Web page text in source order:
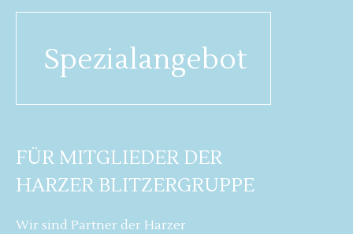
Spezialangebot
FÜR MITGLIEDER DER
HARZER BLITZERGRUPPE
Wir sind Partner der Harzer